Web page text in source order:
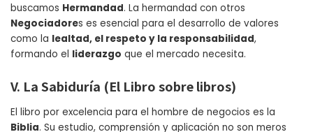
buscamos Hermandad. La hermandad con otros
Negociadores es esencial para el desarrollo de valores
como la lealtad, el respeto y la responsabilidad,
formando el liderazgo que el mercado necesita.
V. La Sabiduría (El Libro sobre libros)
El libro por excelencia para el hombre de negocios es la
Biblia. Su estudio, comprensión y aplicación no son meros